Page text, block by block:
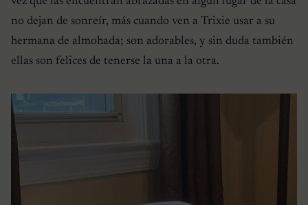
no dejan de sonreír, más cuando ven a Trixie usar a su
hermana de almohada; son adorables, y sin duda también
ellas son felices de tenerse la una a la otra.